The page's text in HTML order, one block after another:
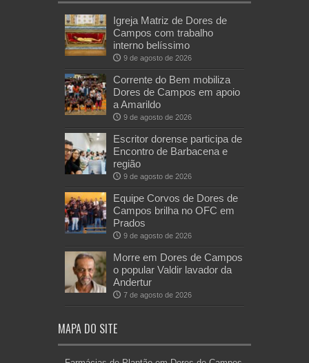
Igreja Matriz de Dores de
Campos com trabalho
interno belíssimo
9 de agosto de 2026
Corrente do Bem mobiliza
Dores de Campos em apoio
a Amarildo
9 de agosto de 2026
Escritor dorense participa de
Encontro de Barbacena e
região
9 de agosto de 2026
Equipe Corvos de Dores de
Campos brilha no OFC em
Prados
9 de agosto de 2026
Morre em Dores de Campos
o popular Valdir lavador da
Andertur
7 de agosto de 2026
MAPA DO SITE